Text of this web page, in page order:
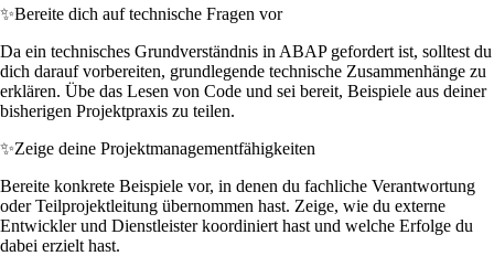
✨Bereite dich auf technische Fragen vor
Da ein technisches Grundverständnis in ABAP gefordert ist, solltest du
dich darauf vorbereiten, grundlegende technische Zusammenhänge zu
erklären. Übe das Lesen von Code und sei bereit, Beispiele aus deiner
bisherigen Projektpraxis zu teilen.
✨Zeige deine Projektmanagementfähigkeiten
Bereite konkrete Beispiele vor, in denen du fachliche Verantwortung
oder Teilprojektleitung übernommen hast. Zeige, wie du externe
Entwickler und Dienstleister koordiniert hast und welche Erfolge du
dabei erzielt hast.